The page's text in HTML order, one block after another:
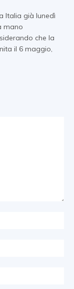
Italia già lunedì
mano
che la
il 6 maggio,